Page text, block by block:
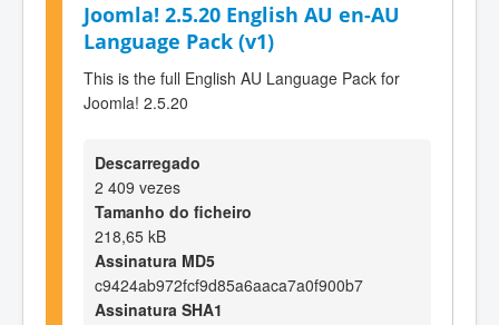
Joomla! 2.5.20 English AU en-AU
Language Pack (v1)
This is the full English AU Language Pack for
Joomla! 2.5.20
Descarregado
2 409 vezes
Tamanho do ficheiro
218,65 kB
Assinatura MD5
c9424ab972fcf9d85a6aaca7a0f900b7
Assinatura SHA1